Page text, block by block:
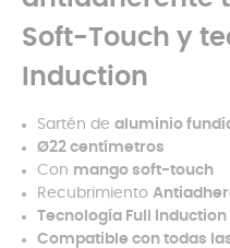
Soft-Touch y
Induction
Sartén de aluminio
Ø22 centímetros
Con mango soft-touch
Recubrimiento
Tecnología Full Induction
Compatible con todas